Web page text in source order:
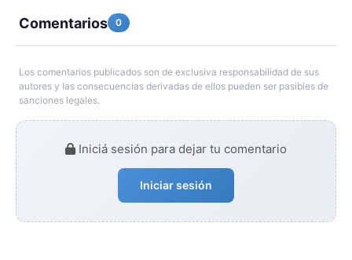
Comentarios 0
Los comentarios publicados son de exclusiva responsabilidad de sus
autores y las consecuencias derivadas de ellos pueden ser pasibles de
sanciones legales.
Iniciá sesión para dejar tu comentario
Iniciar sesión